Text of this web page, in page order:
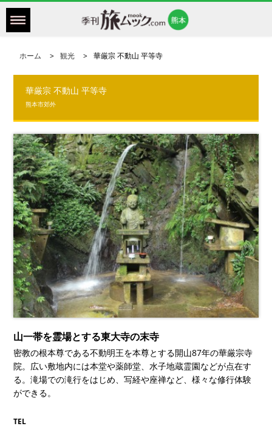
ホーム 観光 華厳宗 不動山 平等寺
華厳宗 不動山 平等寺
熊本市郊外
山一帯を霊場とする東大寺の末寺
密教の根本尊である不動明王を本尊とする開山87年の華厳宗寺
院。広い敷地内には本堂や薬師堂、水子地蔵霊園などが点在す
る。滝場での滝行をはじめ、写経や座禅など、様々な修行体験
ができる。
TEL